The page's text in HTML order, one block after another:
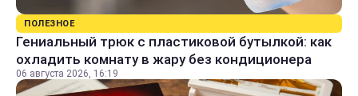
ПОЛЕЗНОЕ
Гениальный трюк с пластиковой бутылкой: как
охладить комнату в жару без кондиционера
06 августа 2026, 16:19